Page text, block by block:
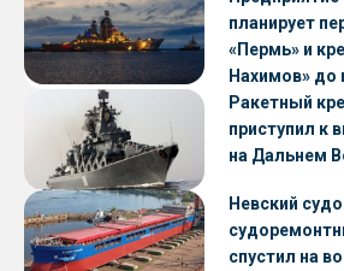
планирует
«Пермь» и
Нахимов» до
Ракетный
приступил к
на Дальнем
Невский
спустил на